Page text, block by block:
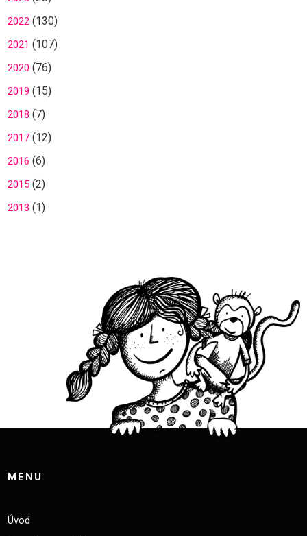
2022 (130)
2021 (107)
2020 (76)
2019 (15)
2018 (7)
2017(12)
2016 (6)
2015(2)
2013 (1)
MENU
Úvod